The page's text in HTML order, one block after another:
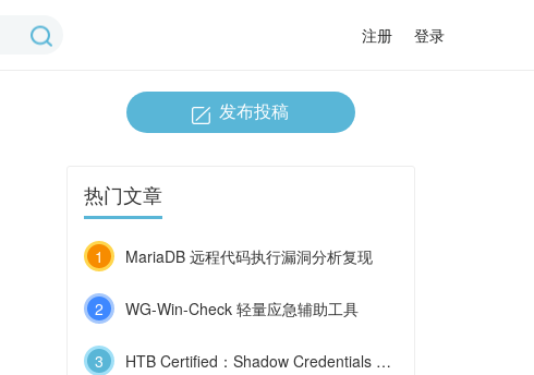
注册 登录
发布投稿
热门文章
1 MariaDB 远程代码执行漏洞分析复现
2 WG-Win-Check 轻量应急辅助工具
3 HTB Certified：Shadow Credentials 与 ESC9 的连环利用